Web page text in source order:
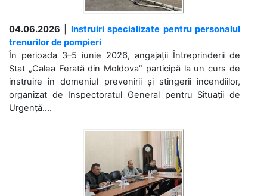
04.06.2026
Instruiri specializate pentru personalul
trenurilor de pompieri
În perioada 3–5 iunie 2026, angajații Întreprinderii de
Stat „Calea Ferată din Moldova” participă la un curs de
instruire în domeniul prevenirii și stingerii incendiilor,
organizat de Inspectoratul General pentru Situații de
Urgență....